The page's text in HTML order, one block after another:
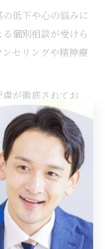
低下や心の悩みに
個別相談が受けら
セリングや精神療
が徹底されてお
ています。必要に応
携支援も実施され
悩みは、早めに専
す。岐阜県内の心
に活用し、自分ら